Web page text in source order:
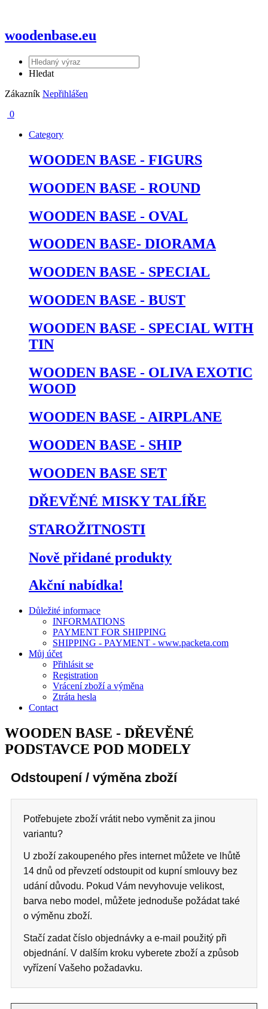
woodenbase.eu
Hledat
Zákazník Nepřihlášen
0
Category
WOODEN BASE - FIGURS
WOODEN BASE - ROUND
WOODEN BASE - OVAL
WOODEN BASE- DIORAMA
WOODEN BASE - SPECIAL
WOODEN BASE - BUST
WOODEN BASE - SPECIAL WITH
TIN
WOODEN BASE - OLIVA EXOTIC
WOOD
WOODEN BASE - AIRPLANE
WOODEN BASE - SHIP
WOODEN BASE SET
DŘEVĚNÉ MISKY TALÍŘE
STAROŽITNOSTI
Nově přidané produkty
Akční nabídka!
Důležité informace
INFORMATIONS
PAYMENT FOR SHIPPING
SHIPPING - PAYMENT - www.packeta.com
Můj účet
Přihlásit se
Registration
Vrácení zboží a výměna
Ztráta hesla
Contact
WOODEN BASE - DŘEVĚNÉ
PODSTAVCE POD MODELY
Odstoupení / výměna zboží
Potřebujete zboží vrátit nebo vyměnit za jinou
variantu?
U zboží zakoupeného přes internet můžete ve lhůtě
14 dnů od převzetí odstoupit od kupní smlouvy bez
udání důvodu. Pokud Vám nevyhovuje velikost,
barva nebo model, můžete jednoduše požádat také
o výměnu zboží.
Stačí zadat číslo objednávky a e-mail použitý při
objednání. V dalším kroku vyberete zboží a způsob
vyřízení Vašeho požadavku.